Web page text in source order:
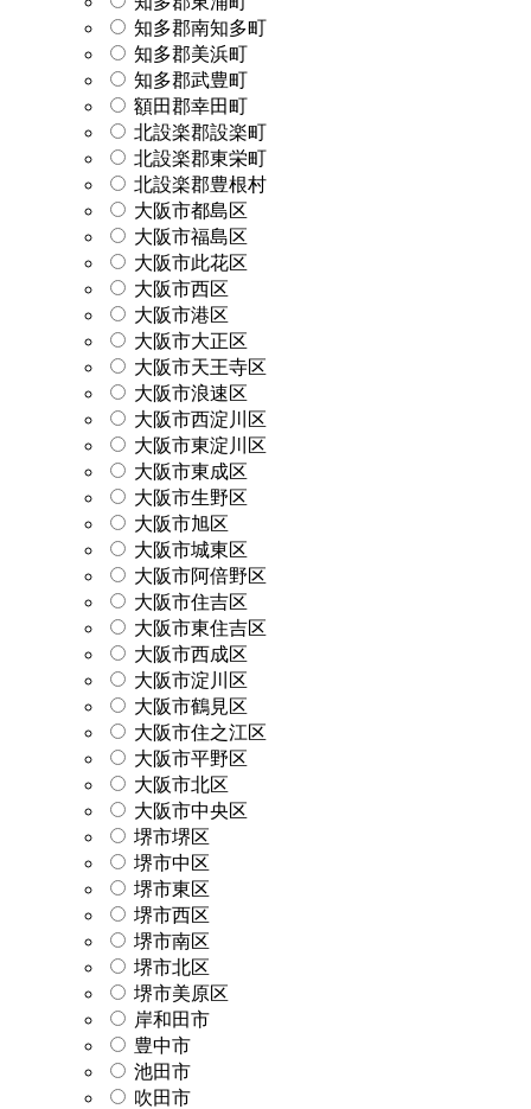
知多郡南知多町
知多郡美浜町
知多郡武豊町
額田郡幸田町
北設楽郡設楽町
北設楽郡東栄町
北設楽郡豊根村
大阪市都島区
大阪市福島区
大阪市此花区
大阪市西区
大阪市港区
大阪市大正区
大阪市天王寺区
大阪市浪速区
大阪市西淀川区
大阪市東淀川区
大阪市東成区
大阪市生野区
大阪市旭区
大阪市城東区
大阪市阿倍野区
大阪市住吉区
大阪市東住吉区
大阪市西成区
大阪市淀川区
大阪市鶴見区
大阪市住之江区
大阪市平野区
大阪市北区
大阪市中央区
堺市堺区
堺市中区
堺市東区
堺市西区
堺市南区
堺市北区
堺市美原区
岸和田市
豊中市
池田市
吹田市